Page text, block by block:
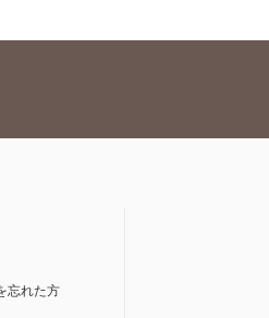
忘れた方